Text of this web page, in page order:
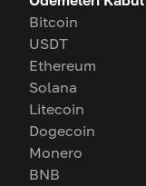
Bitcoin
USDT
Ethereum
Solana
Litecoin
Dogecoin
Monero
BNB